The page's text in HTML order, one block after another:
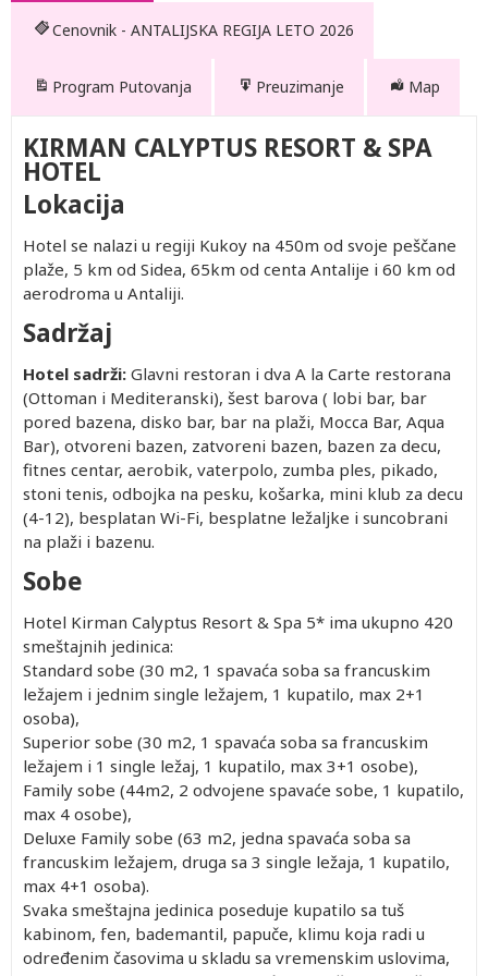
Cenovnik - ANTALIJSKA REGIJA LETO 2026
Program Putovanja Preuzimanje Map
KIRMAN CALYPTUS RESORT & SPA
HOTEL
Lokacija
Hotel se nalazi u regiji Kukoy na 450m od svoje peščane
plaže, 5 km od Sidea, 65km od centa Antalije i 60 km od
aerodroma u Antaliji.
Sadržaj
Hotel sadrži: Glavni restoran i dva A la Carte restorana
(Ottoman i Mediteranski), šest barova ( lobi bar, bar
pored bazena, disko bar, bar na plaži, Mocca Bar, Aqua
Bar), otvoreni bazen, zatvoreni bazen, bazen za decu,
fitnes centar, aerobik, vaterpolo, zumba ples, pikado,
stoni tenis, odbojka na pesku, košarka, mini klub za decu
(4-12), besplatan Wi-Fi, besplatne ležaljke i suncobrani
na plaži i bazenu.
Sobe
Hotel Kirman Calyptus Resort & Spa 5* ima ukupno 420
smeštajnih jedinica:
Standard sobe (30 m2, 1 spavaća soba sa francuskim
ležajem i jednim single ležajem, 1 kupatilo, max 2+1
osoba),
Superior sobe (30 m2, 1 spavaća soba sa francuskim
ležajem i 1 single ležaj, 1 kupatilo, max 3+1 osobe),
Family sobe (44m2, 2 odvojene spavaće sobe, 1 kupatilo,
max 4 osobe),
Deluxe Family sobe (63 m2, jedna spavaća soba sa
francuskim ležajem, druga sa 3 single ležaja, 1 kupatilo,
max 4+1 osoba).
Svaka smeštajna jedinica poseduje kupatilo sa tuš
kabinom, fen, bademantil, papuče, klimu koja radi u
određenim časovima u skladu sa vremenskim uslovima,